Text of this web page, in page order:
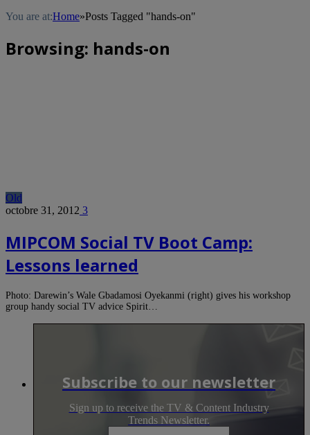
You are at:Home»Posts Tagged "hands-on"
Browsing: hands-on
Old
octobre 31, 2012 3
MIPCOM Social TV Boot Camp:
Lessons learned
Photo: Darewin’s Wale Gbadamosi Oyekanmi (right) gives his workshop
group handy social TV advice Spirit…
Subscribe to our newsletter
Sign up to receive the TV & Content Industry
Trends Newsletter.